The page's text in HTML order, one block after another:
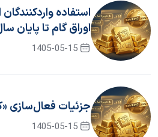
استفاده
اوراق گام تا پایان سال ۱۴۰۵ تمدید
1405-05-15
جزئیات فعال‌سازی
1405-05-15